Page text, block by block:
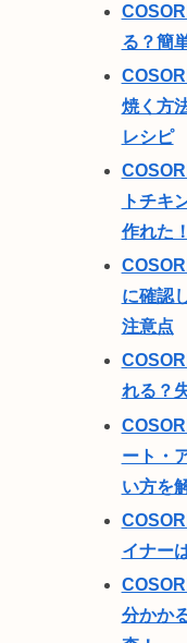
る？簡
焼く方
レシピ
トチキ
作れた！
に確認
注意点
れる？
ート・
い方を
イナー
分かか